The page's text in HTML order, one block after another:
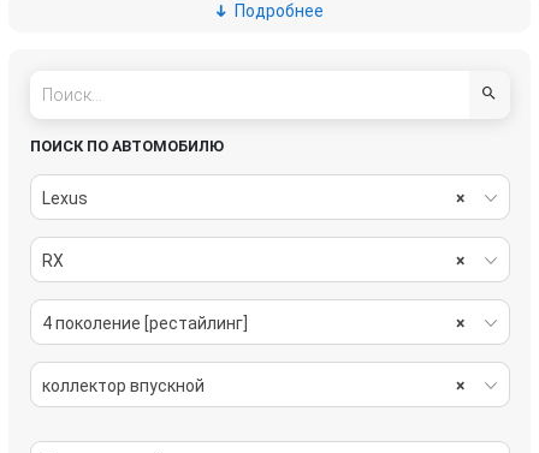
резонатор воздушного фильтра
Подробнее
ПОИСК ПО АВТОМОБИЛЮ
×
Lexus
×
RX
×
4 поколение [рестайлинг]
×
коллектор впускной